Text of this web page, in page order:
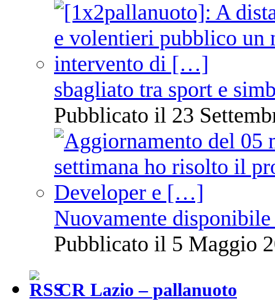
sbagliato tra sport e
Pubblicato il 23
Nuovamente
Pubblicato il 5 Maggio
CR Lazio – pallanuoto